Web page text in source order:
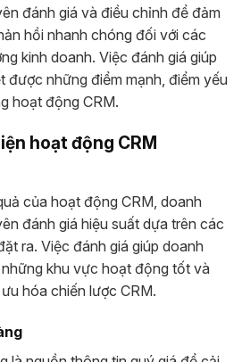
đánh giá và điều chỉnh để đảm
hồi nhanh chóng đối với các
kinh doanh. Việc đánh giá giúp
được những điểm mạnh, điểm yếu
hoạt động CRM.
hoạt động CRM
của hoạt động CRM, doanh
đánh giá hiệu suất dựa trên các
ra. Việc đánh giá giúp doanh
khu vực hoạt động tốt và
hóa chiến lược CRM.